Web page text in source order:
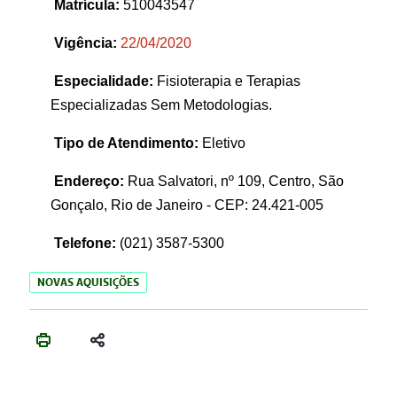
Matrícula: 510043547
Vigência: 22/04/2020
Especialidade: Fisioterapia e Terapias
Especializadas Sem Metodologias.
Tipo de Atendimento: Eletivo
Endereço: Rua Salvatori, nº 109, Centro, São
Gonçalo, Rio de Janeiro - CEP: 24.421-005
Telefone: (021) 3587-5300
NOVAS AQUISIÇÕES